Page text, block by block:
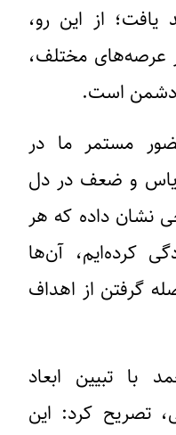
از این رو،
عرصه‌های مختلف،
دشمن است.
مستمر ما در
یاس و ضعف در دل
نشان داده که هر
کرده‌ایم، آن‌ها
گرفتن از اهداف
با تبیین ابعاد
تصریح کرد: این